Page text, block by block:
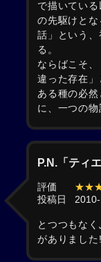
で描いてい
の先駆けと
話」という
る。
ならばこそ
違った存在
ある種の必
に、一つの物
P.N.「ティ
評価
投稿日
とつつもな
がありました